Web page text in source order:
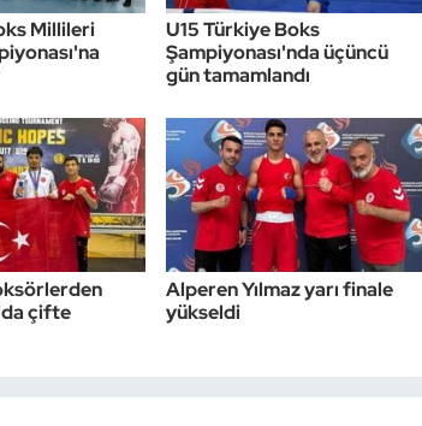
Millileri
U15 Türkiye Boks
Şampiyonası'nda üçüncü
gün tamamlandı
çifte
Alperen Yılmaz yarı finale
yükseldi